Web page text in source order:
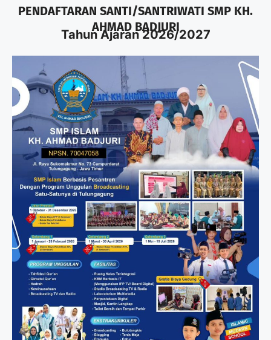
PENDAFTARAN SANTI/SANTRIWATI SMP KH.
AHMAD BADJURI
Tahun Ajaran 2026/2027